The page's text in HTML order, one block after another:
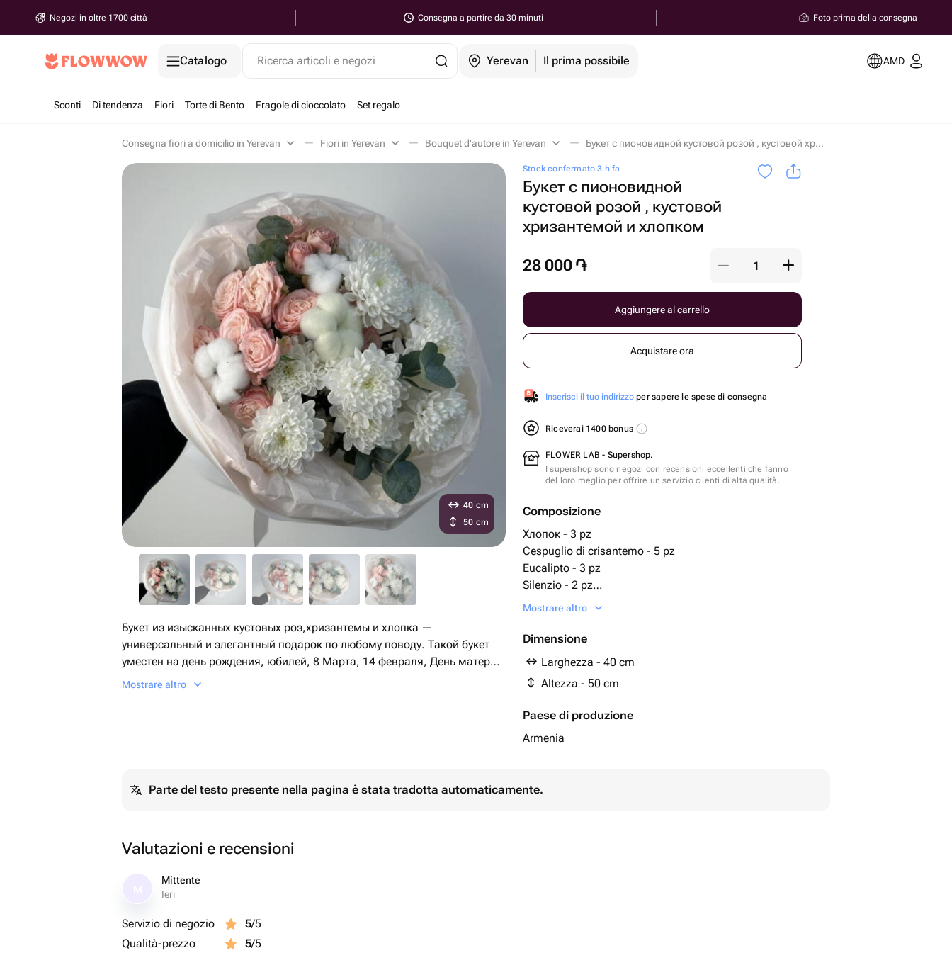
Negozi in oltre 1700 città Consegna a partire da 30 minuti Foto prima della consegna
Catalogo Ricerca articoli e negozi Yerevan Il prima possibile AMD
Sconti Di tendenza Fiori Torte di Bento Fragole di cioccolato Set regalo
Consegna fiori a domicilio in Yerevan Fiori in Yerevan Bouquet d'autore in Yerevan Букет с пионовидной кустовой розой , кустовой хризантемой и хлопком in Yerevan
Stock confermato 3 h fa
Букет с пионовидной
кустовой розой , кустовой
хризантемой и хлопком
28 000 ֏
Aggiungere al carrello
Acquistare ora
Inserisci il tuo indirizzo per sapere le spese di consegna
Riceverai 1400 bonus
FLOWER LAB - Supershop.
I supershop sono negozi con recensioni eccellenti che fanno
del loro meglio per offrire un servizio clienti di alta qualità.
Composizione
Хлопок - 3 pz
Cespuglio di crisantemo - 5 pz
Eucalipto - 3 pz
Silenzio - 2 pz
Nastro di raso - 1 pz
Бомбастик - 3 pz
Mostrare altro
Dimensione
Larghezza - 40 cm
Altezza - 50 cm
Paese di produzione
Armenia
40 cm
50 cm
Букет из изысканных кустовых роз,хризантемы и хлопка —
универсальный и элегантный подарок по любому поводу. Такой букет
уместен на день рождения, юбилей, 8 Марта, 14 февраля, День матери,
Новый год, Рождество, выпускной, профессиональные праздники, День
Mostrare altro
Parte del testo presente nella pagina è stata tradotta automaticamente.
Valutazioni e recensioni
Mittente
Ieri
Servizio di negozio 5/5
Qualità-prezzo
5/5